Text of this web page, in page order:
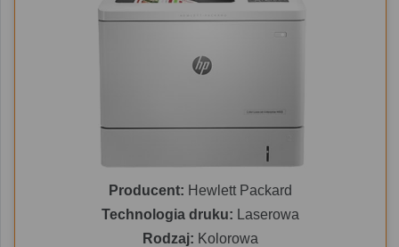
Producent: Hewlett Packard
Technologia druku: Laserowa
Rodzaj: Kolorowa